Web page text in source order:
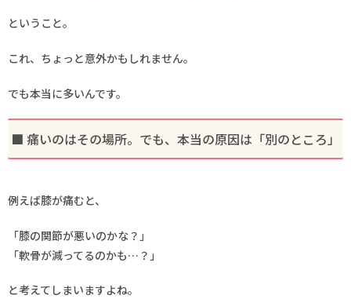
ということ。
これ、ちょっと意外かもしれません。
でも本当に多いんです。
■ 痛いのはその場所。でも、本当の原因は「別のところ」
例えば膝が痛むと、
「膝の関節が悪いのかな？」
「軟骨が減ってるのかも…？」
と考えてしまいますよね。